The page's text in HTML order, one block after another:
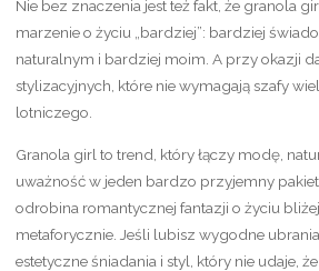
Nie bez znaczenia jest też fakt, że granola
marzenie o życiu „bardziej”: bardziej
naturalnym i bardziej moim. A przy okazji
stylizacyjnych, które nie wymagają szafy
lotniczego.
Granola girl to trend, który łączy modę,
uważność w jeden bardzo przyjemny
odrobina romantycznej fantazji o życiu
metaforycznie. Jeśli lubisz wygodne
estetyczne śniadania i styl, który nie udaje,